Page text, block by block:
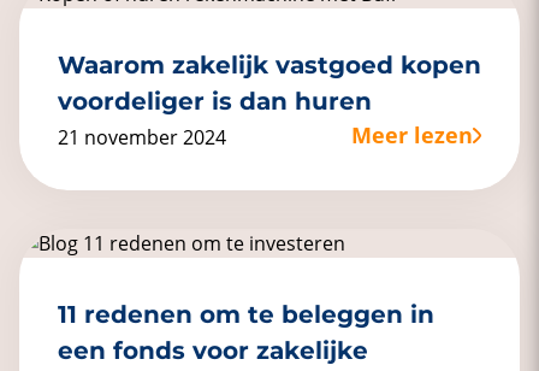
Waarom zakelijk vastgoed kopen
voordeliger is dan huren
21 november 2024 Meer lezen
11 redenen om te beleggen in
een fonds voor zakelijke